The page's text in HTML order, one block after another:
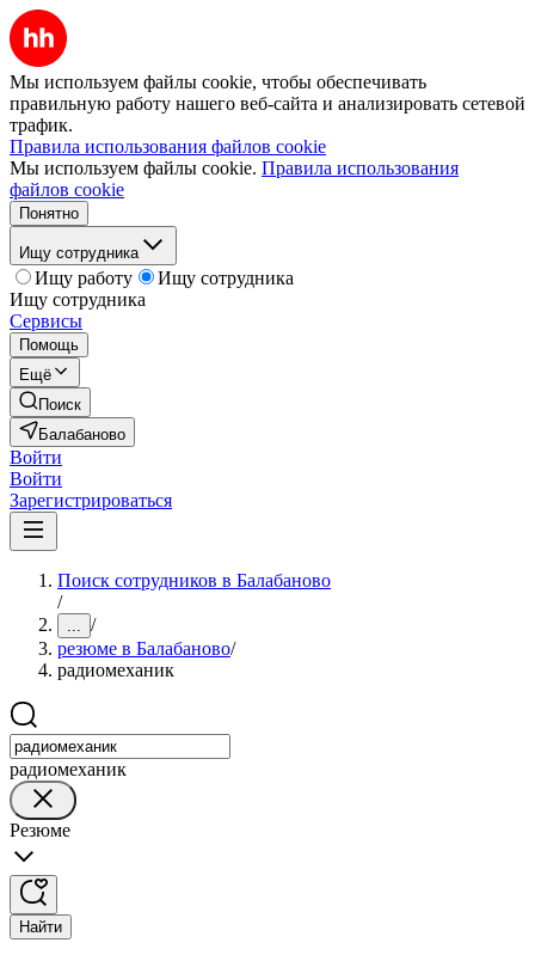
Мы используем файлы cookie, чтобы обеспечивать
правильную работу нашего веб-сайта и анализировать сетевой
трафик.
Правила использования файлов cookie
Мы используем файлы cookie. Правила использования
файлов cookie
Понятно
Ищу сотрудника
Ищу работу
Ищу сотрудника
Ищу сотрудника
Сервисы
Помощь
Ещё
Поиск
Балабаново
Войти
Войти
Зарегистрироваться
Поиск сотрудников в Балабаново
/
... /
резюме в Балабаново/
радиомеханик
радиомеханик
Резюме
Найти